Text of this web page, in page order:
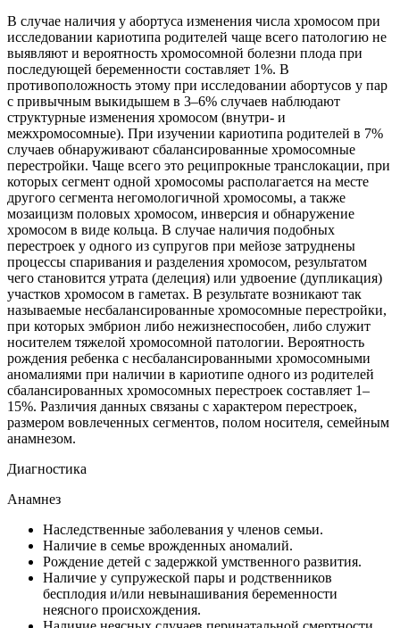
В случае наличия у абортуса изменения числа хромосом при
исследовании кариотипа родителей чаще всего патологию не
выявляют и вероятность хромосомной болезни плода при
последующей беременности составляет 1%. В
противоположность этому при исследовании абортусов у пар
с привычным выкидышем в 3–6% случаев наблюдают
структурные изменения хромосом (внутри- и
межхромосомные). При изучении кариотипа родителей в 7%
случаев обнаруживают сбалансированные хромосомные
перестройки. Чаще всего это реципрокные транслокации, при
которых сегмент одной хромосомы располагается на месте
другого сегмента негомологичной хромосомы, а также
мозаицизм половых хромосом, инверсия и обнаружение
хромосом в виде кольца. В случае наличия подобных
перестроек у одного из супругов при мейозе затруднены
процессы спаривания и разделения хромосом, результатом
чего становится утрата (делеция) или удвоение (дупликация)
участков хромосом в гаметах. В результате возникают так
называемые несбалансированные хромосомные перестройки,
при которых эмбрион либо нежизнеспособен, либо служит
носителем тяжелой хромосомной патологии. Вероятность
рождения ребенка с несбалансированными хромосомными
аномалиями при наличии в кариотипе одного из родителей
сбалансированных хромосомных перестроек составляет 1–
15%. Различия данных связаны с характером перестроек,
размером вовлеченных сегментов, полом носителя, семейным
анамнезом.
Диагностика
Анамнез
Наследственные заболевания у членов семьи.
Наличие в семье врожденных аномалий.
Рождение детей с задержкой умственного развития.
Наличие у супружеской пары и родственников
бесплодия и/или невынашивания беременности
неясного происхождения.